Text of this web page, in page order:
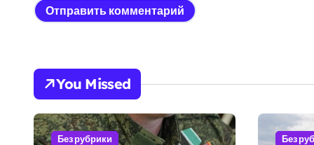
You Missed
Без рубрики Без